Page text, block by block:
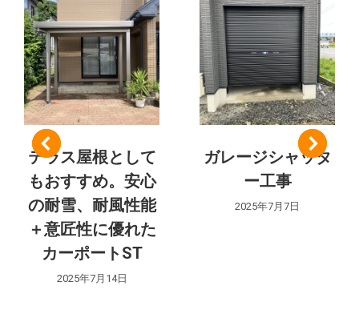
ナ
ビ
ゲ
ー
シ
ョ
ン
テラス屋根として
もおすすめ。安心
の耐雪、耐風性能
＋意匠性に優れた
カーポートST
2025年7月14日
ガレージシャッタ
ー工事
2025年7月7日